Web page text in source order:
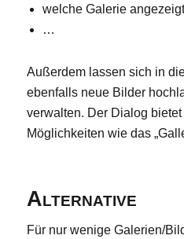
welche Galerie
…
Außerdem lassen sich in
ebenfalls neue Bilder
verwalten. Der Dialog
Möglichkeiten wie das
Alternative
Für nur wenige Galerien/